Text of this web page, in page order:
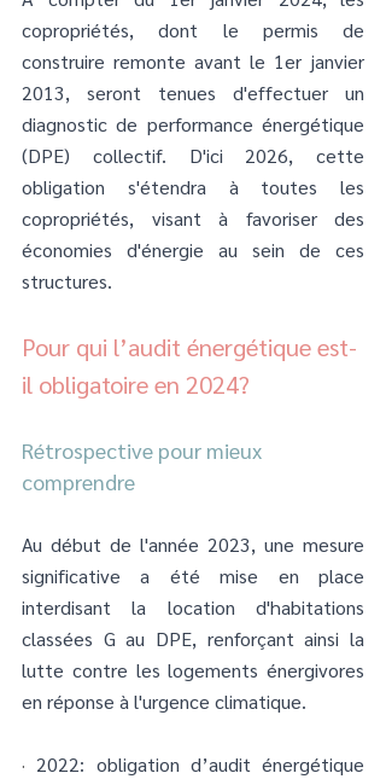
copropriétés, dont le permis de
construire remonte avant le 1er janvier
2013, seront tenues d'effectuer un
diagnostic de performance énergétique
(DPE) collectif. D'ici 2026, cette
obligation s'étendra à toutes les
copropriétés, visant à favoriser des
économies d'énergie au sein de ces
structures.
Pour qui l’audit énergétique est-
il obligatoire en 2024?
Rétrospective pour mieux
comprendre
Au début de l'année 2023, une mesure
significative a été mise en place
interdisant la location d'habitations
classées G au DPE, renforçant ainsi la
lutte contre les logements énergivores
en réponse à l'urgence climatique.
· 2022: obligation d’audit énergétique